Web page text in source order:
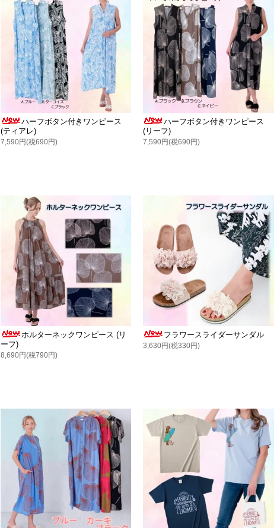
ハーフボタン付きワンピース
(ティアレ)
7,590円(税690円)
ハーフボタン付きワンピース
(リーフ)
7,590円(税690円)
ホルターネックワンピース (リ
ーフ)
8,690円(税790円)
フラワースライダーサンダル
3,630円(税330円)